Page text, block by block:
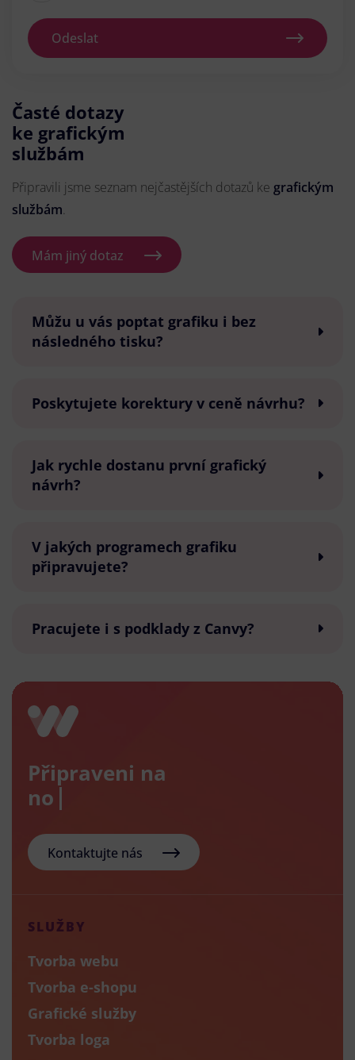
Odeslat
Časté dotazy
ke grafickým
službám
Připravili jsme seznam nejčastějších dotazů ke grafickým
službám.
Mám jiný dotaz
Můžu u vás poptat grafiku i bez
následného tisku?
Poskytujete korektury v ceně návrhu?
Jak rychle dostanu první grafický
návrh?
V jakých programech grafiku
připravujete?
Pracujete i s podklady z Canvy?
Připraveni na
nový e-
Kontaktujte nás
SLUŽBY
Tvorba webu
Tvorba e-shopu
Grafické služby
Tvorba loga